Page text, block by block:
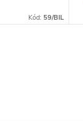
Kód: 59/BIL